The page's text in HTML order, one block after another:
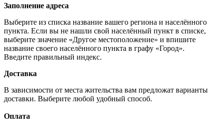
Заполнение адреса
Выберите из списка название вашего региона и населённого
пункта. Если вы не нашли свой населённый пункт в списке,
выберите значение «Другое местоположение» и впишите
название своего населённого пункта в графу «Город».
Введите правильный индекс.
Доставка
В зависимости от места жительства вам предложат варианты
доставки. Выберите любой удобный способ.
Оплата